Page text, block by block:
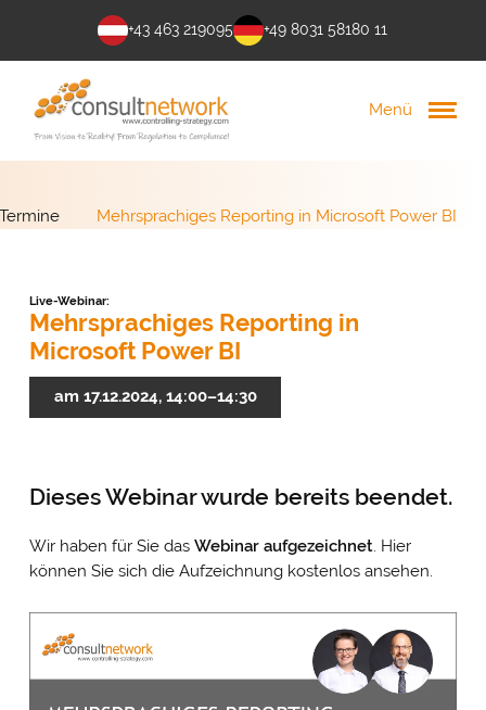
+43 463 219095 +49 8031 58180 11
Menü
Mehrsprachiges Reporting in Microsoft Power BI
Live-Webinar:
Mehrsprachiges Reporting in
Microsoft Power BI
am 17.12.2024, 14:00–14:30
Dieses Webinar wurde bereits beendet.
Wir haben für Sie das Webinar aufgezeichnet. Hier
können Sie sich die Aufzeichnung kostenlos ansehen.